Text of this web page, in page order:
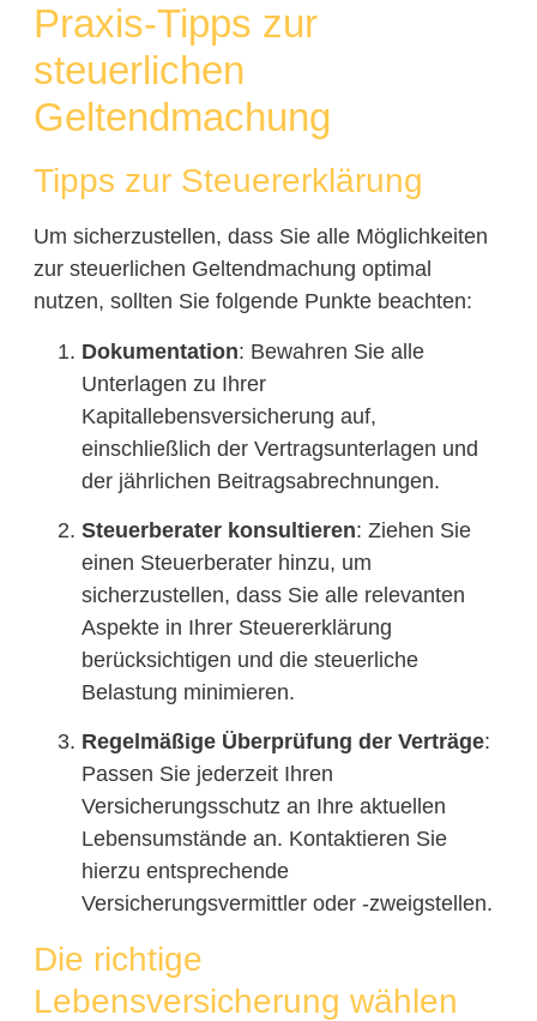
Praxis-Tipps zur
steuerlichen
Geltendmachung
Tipps zur Steuererklärung
Um sicherzustellen, dass Sie alle Möglichkeiten
zur steuerlichen Geltendmachung optimal
nutzen, sollten Sie folgende Punkte beachten:
Dokumentation: Bewahren Sie alle
Unterlagen zu Ihrer
Kapitallebensversicherung auf,
einschließlich der Vertragsunterlagen und
der jährlichen Beitragsabrechnungen.
Steuerberater konsultieren: Ziehen Sie
einen Steuerberater hinzu, um
sicherzustellen, dass Sie alle relevanten
Aspekte in Ihrer Steuererklärung
berücksichtigen und die steuerliche
Belastung minimieren.
Regelmäßige Überprüfung der Verträge:
Passen Sie jederzeit Ihren
Versicherungsschutz an Ihre aktuellen
Lebensumstände an. Kontaktieren Sie
hierzu entsprechende
Versicherungsvermittler oder -zweigstellen.
Die richtige
Lebensversicherung wählen